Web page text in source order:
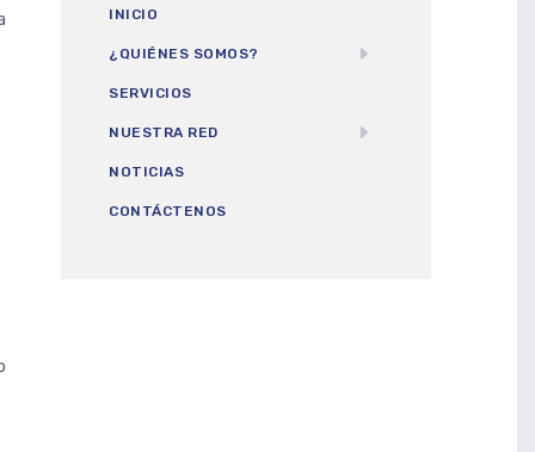
INICIO
¿QUIÉNES SOMOS?
SERVICIOS
NUESTRA RED
NOTICIAS
CONTÁCTENOS